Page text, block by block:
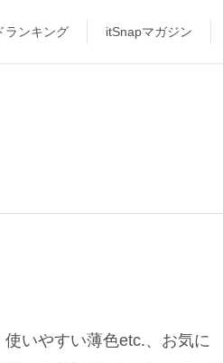
ランキング itSnapマガジン
いやすい薄色etc.、お気に